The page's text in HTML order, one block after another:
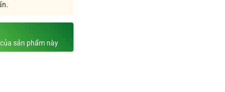
sản phẩm này